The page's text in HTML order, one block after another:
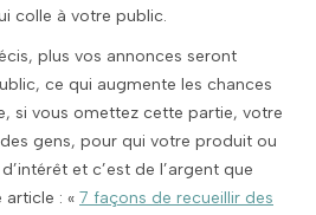
colle à votre public.
plus vos annonces seront
ce qui augmente les chances
si vous omettez cette partie, votre
gens, pour qui votre produit ou
et c’est de l’argent que
: « 7 façons de recueillir des